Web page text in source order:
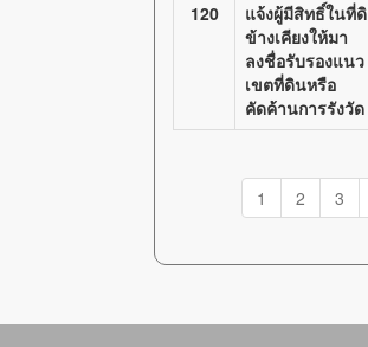
120
แจ้งผู้มีสิทธิ์ในที่ดิ
ข้างเคียงให้มา
ลงชื่อรับรองแนว
เขตที่ดินหรือ
คัดค้านการรังวัด
1 2 3